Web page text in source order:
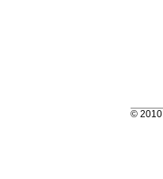
© 2010